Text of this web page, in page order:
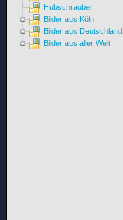
Hubschrauber
Bilder aus Köln
Bilder aus Deutschland
Bilder aus aller Welt